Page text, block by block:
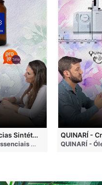
QUINARÍ - Essências Sintéticas NÃO Funcionam na Aromaterapia
QUINARÍ - Óleos Essenciais e Aromaterapia • 3